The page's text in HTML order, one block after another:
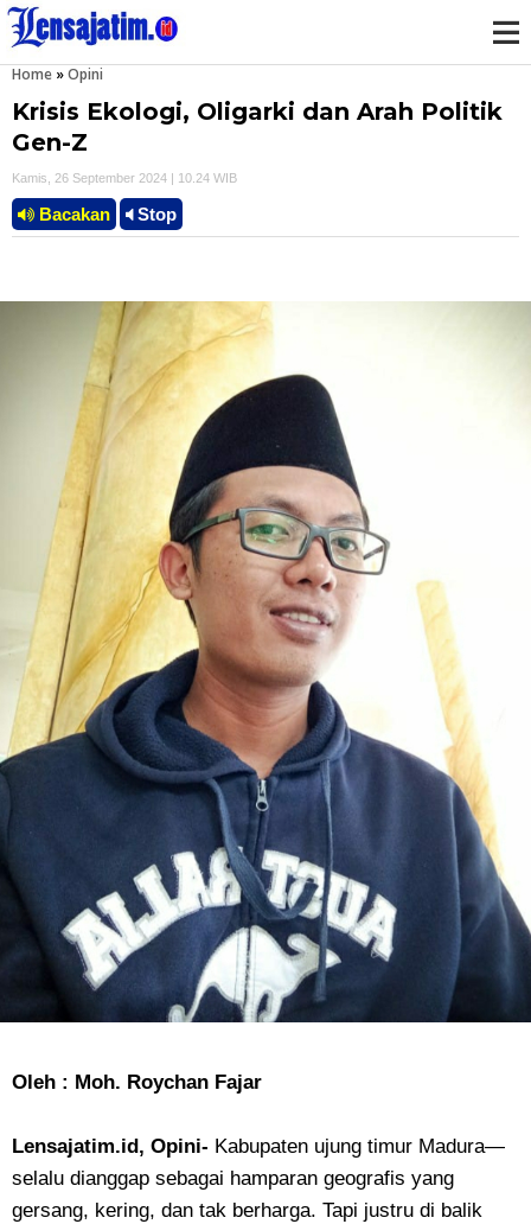
u
Home »Opini
Krisis Ekologi, Oligarki dan Arah Politik
Gen-Z
Kamis, 26 September 2024 | 10.24 WIB
Bacakan Stop
Oleh : Moh. Roychan Fajar
Lensajatim.id, Opini- Kabupaten ujung timur Madura—
selalu dianggap sebagai hamparan geografis yang
gersang, kering, dan tak berharga. Tapi justru di balik